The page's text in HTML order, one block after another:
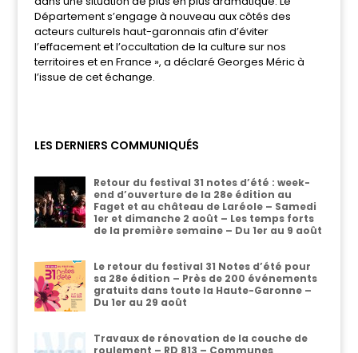
Département s’engage à nouveau aux côtés des
acteurs culturels haut-garonnais afin d’éviter
l’effacement et l’occultation de la culture sur nos
territoires et en France », a déclaré Georges Méric à
l’issue de cet échange.
LES DERNIERS COMMUNIQUÉS
Retour du festival 31 notes d’été : week-
end d’ouverture de la 28e édition au
Faget et au château de Laréole – Samedi
1er et dimanche 2 août – Les temps forts
de la première semaine – Du 1er au 9 août
Le retour du festival 31 Notes d’été pour
sa 28e édition – Près de 200 événements
gratuits dans toute la Haute-Garonne –
Du 1er au 29 août
Travaux de rénovation de la couche de
roulement – RD 813 – Communes